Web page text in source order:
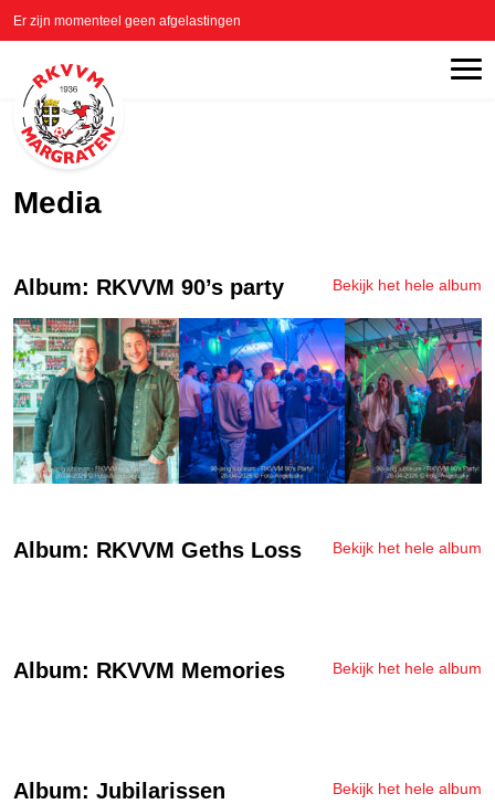
Er zijn momenteel geen afgelastingen
Media
Album: RKVVM 90’s party Bekijk het hele album
Album: RKVVM Geths Loss Bekijk het hele album
Album: RKVVM Memories Bekijk het hele album
Album: Jubilarissen Bekijk het hele album